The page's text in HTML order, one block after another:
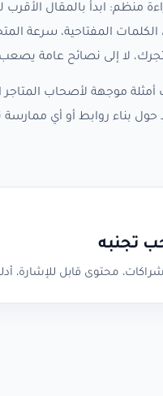
منظم: ابدأ بالمقال الأقرب
المفتاحية، سرعة
لا إلى نصائح عامة
موجهة لأصحاب المتاجر
بناء روابط أو أي
تجنبه
محتوى قابل للإشارة،